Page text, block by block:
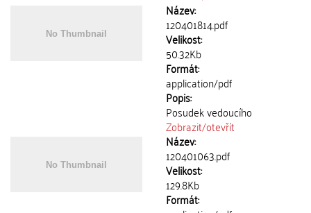
Název:
120401814.pdf
Velikost:
50.32Kb
Formát:
application/pdf
Popis:
Posudek vedoucího
Zobrazit/otevřít
Název:
120401063.pdf
Velikost:
129.8Kb
Formát: